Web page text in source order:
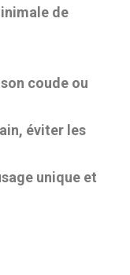
de
coude ou
éviter les
unique et